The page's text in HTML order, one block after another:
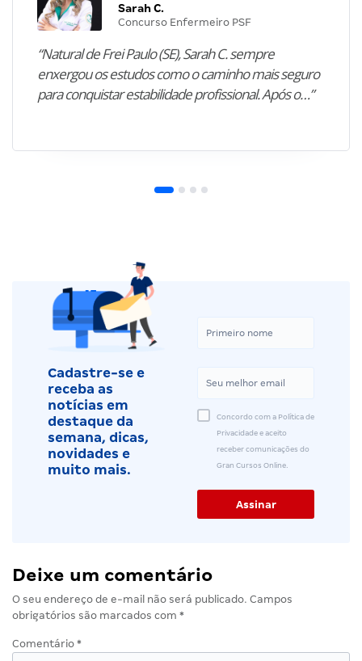
Sarah C.
Concurso Enfermeiro PSF
“Natural de Frei Paulo (SE), Sarah C. sempre
enxergou os estudos como o caminho mais seguro
para conquistar estabilidade profissional. Após o…”
Cadastre-se e
receba as
notícias em
destaque da
semana, dicas,
novidades e
muito mais.
Concordo com a Política de
Privacidade e aceito
receber comunicações do
Gran Cursos Online.
Deixe um comentário
O seu endereço de e-mail não será publicado. Campos
obrigatórios são marcados com *
Comentário *